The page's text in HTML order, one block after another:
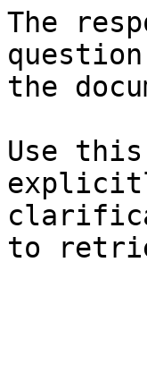
The
the
Use this